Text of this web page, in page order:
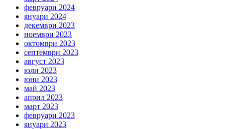
февруари 2024
януари 2024
декември 2023
ноември 2023
октомври 2023
септември 2023
август 2023
юли 2023
юни 2023
май 2023
април 2023
март 2023
февруари 2023
януари 2023